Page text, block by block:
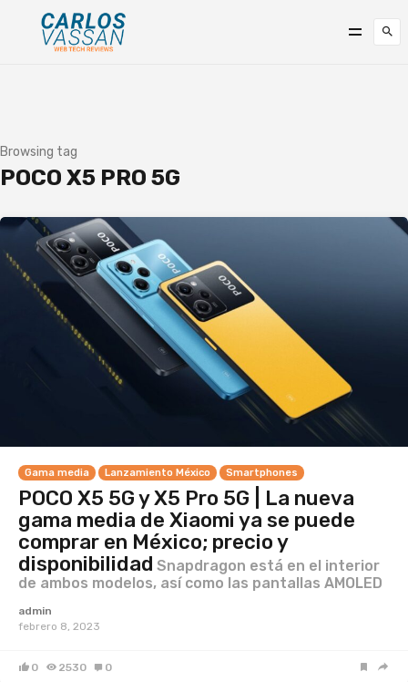
Browsing tag
POCO X5 PRO 5G
Gama media Lanzamiento México Smartphones
POCO X5 5G y X5 Pro 5G | La nueva
gama media de Xiaomi ya se puede
comprar en México; precio y
disponibilidad Snapdragon está en el interior
de ambos modelos, así como las pantallas AMOLED
admin
febrero 8, 2023
0 2530 0